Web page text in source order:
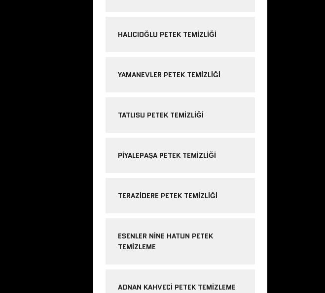
HALICIOĞLU PETEK TEMIZLIĞI
YAMANEVLER PETEK TEMIZLIĞI
TATLISU PETEK TEMIZLIĞI
PIYALEPAŞA PETEK TEMIZLIĞI
TERAZIDERE PETEK TEMIZLIĞI
ESENLER NINE HATUN PETEK
TEMIZLEME
ADNAN KAHVECI PETEK TEMIZLEME